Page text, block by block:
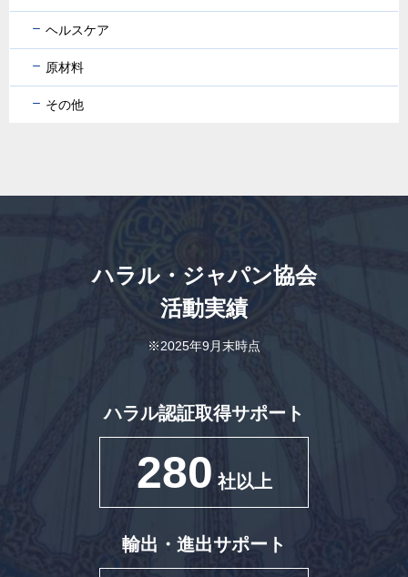
ヘルスケア
原材料
その他
ハラル・ジャパン協会
活動実績
※2025年9月末時点
ハラル認証取得サポート
280 社以上
輸出・進出サポート